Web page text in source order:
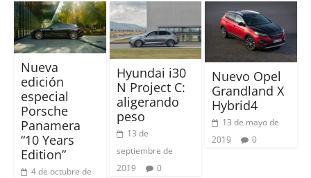
Nueva
edición
especial
Porsche
Panamera
“10 Years
Edition”
4 de octubre de
Hyundai i30
N Project C:
aligerando
peso
13 de
septiembre de
2019
0
Nuevo Opel
Grandland X
Hybrid4
13 de mayo de
2019
0